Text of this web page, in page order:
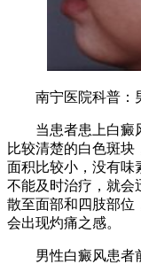
南宁医院科普：
当患者患上白癜风
比较清楚的白色斑块
面积比较小，没有味
不能及时治疗，就会
散至面部和四肢部位
会出现灼痛之感。
男性白癜风患者前